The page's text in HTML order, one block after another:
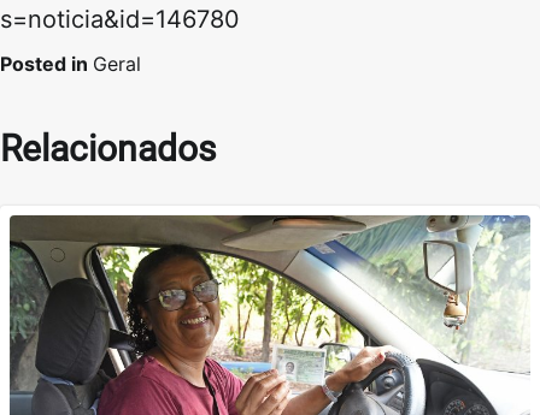
s=noticia&id=146780
Posted in Geral
Relacionados